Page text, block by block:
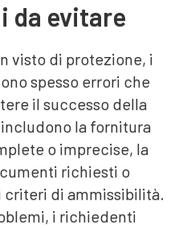
da evitare
visto di protezione, i
spesso errori che
il successo della
la fornitura
o imprecise, la
richiesti o
di ammissibilità.
i richiedenti